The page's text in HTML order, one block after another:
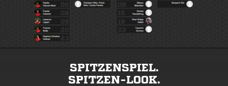
SPITZENSPIEL.
SPITZEN-LOOK.